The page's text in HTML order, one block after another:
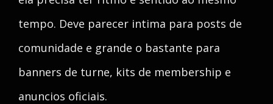
tempo. Deve parecer intima para posts de
comunidade e grande o bastante para
banners de turne, kits de membership e
anuncios oficiais.